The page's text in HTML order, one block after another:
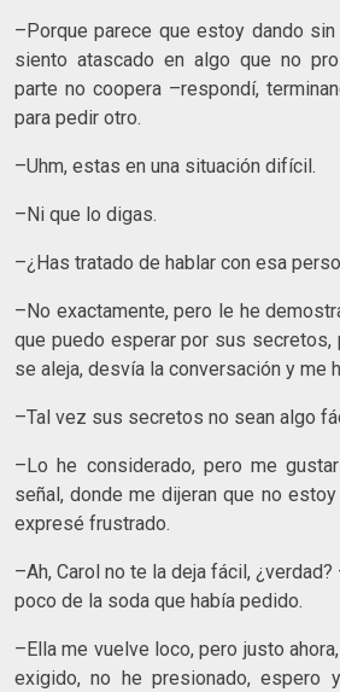
–Porque parece que estoy dando
siento atascado en algo que no
parte no coopera –respondí,
para pedir otro.
–Uhm, estas en una situación difícil.
–Ni que lo digas.
–¿Has tratado de hablar con esa
–No exactamente, pero le he
que puedo esperar por sus secretos,
se aleja, desvía la conversación y me
–Tal vez sus secretos no sean algo
–Lo he considerado, pero me
señal, donde me dijeran que no
expresé frustrado.
–Ah, Carol no te la deja fácil,
poco de la soda que había pedido.
–Ella me vuelve loco, pero justo
exigido, no he presionado, espero